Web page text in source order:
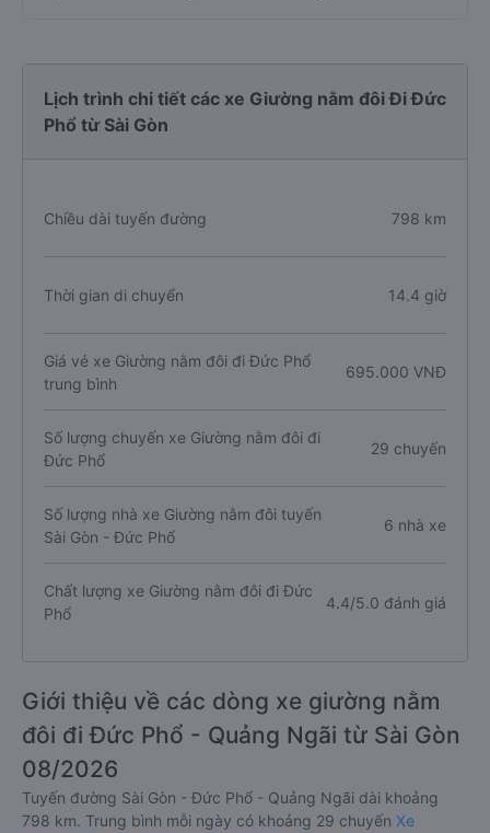
Lịch trình chi tiết các xe Giường nằm đôi Đi Đức
Phổ từ Sài Gòn
Chiều dài tuyến đường 798 km
Thời gian di chuyển 14.4 giờ
Giá vé xe Giường nằm đôi đi Đức Phổ
trung bình
695.000 VNĐ
Số lượng chuyến xe Giường nằm đôi đi
Đức Phổ
29 chuyến
Số lượng nhà xe Giường nằm đôi tuyến
Sài Gòn - Đức Phổ
6 nhà xe
Chất lượng xe Giường nằm đôi đi Đức
Phổ
4.4/5.0 đánh giá
Giới thiệu về các dòng xe giường nằm
đôi đi Đức Phổ - Quảng Ngãi từ Sài Gòn
08/2026
Tuyến đường Sài Gòn - Đức Phổ - Quảng Ngãi dài khoảng
798 km. Trung bình mỗi ngày có khoảng 29 chuyến Xe